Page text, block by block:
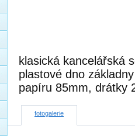
klasická kancelářská
plastové dno
papíru 85mm, drátky
fotogalerie